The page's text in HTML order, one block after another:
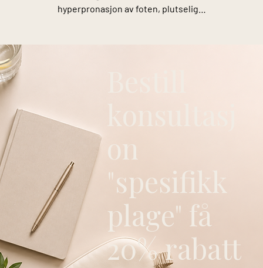
hyperpronasjon av foten, plutselig
on
"spesifikk
plage" få
20% rabatt